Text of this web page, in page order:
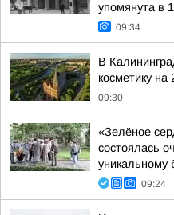
упомянута в
09:34
В
косметику на
09:30
«Зелёное
состоялась
уникальному
09:24